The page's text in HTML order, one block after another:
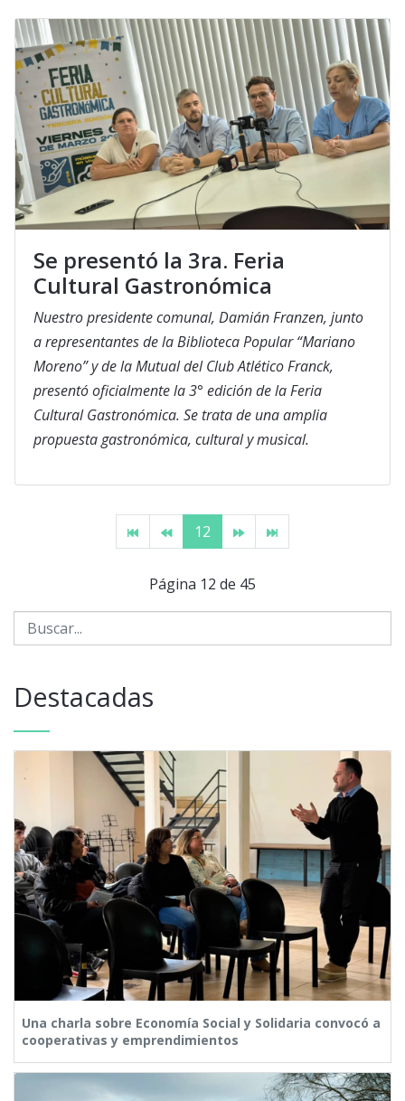
Se presentó la 3ra. Feria
Cultural Gastronómica
Nuestro presidente comunal, Damián Franzen, junto
a representantes de la Biblioteca Popular “Mariano
Moreno” y de la Mutual del Club Atlético Franck,
presentó oficialmente la 3° edición de la Feria
Cultural Gastronómica. Se trata de una amplia
propuesta gastronómica, cultural y musical.
12
Página 12 de 45
Destacadas
Una charla sobre Economía Social y Solidaria convocó a
cooperativas y emprendimientos